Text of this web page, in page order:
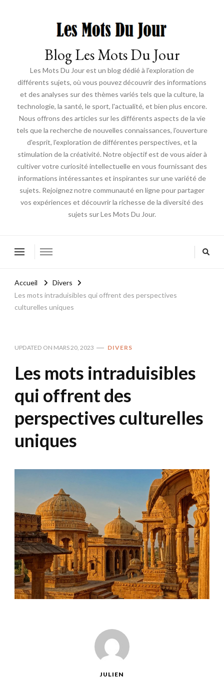
Blog Les Mots Du Jour
Les Mots Du Jour est un blog dédié à l'exploration de
différents sujets, où vous pouvez découvrir des informations
et des analyses sur des thèmes variés tels que la culture, la
technologie, la santé, le sport, l'actualité, et bien plus encore.
Nous offrons des articles sur les différents aspects de la vie
tels que la recherche de nouvelles connaissances, l'ouverture
d'esprit, l'exploration de différentes perspectives, et la
stimulation de la créativité. Notre objectif est de vous aider à
cultiver votre curiosité intellectuelle en vous fournissant des
informations intéressantes et inspirantes sur une variété de
sujets. Rejoignez notre communauté en ligne pour partager
vos expériences et découvrir la richesse de la diversité des
sujets sur Les Mots Du Jour.
Accueil
Divers
Les mots intraduisibles qui offrent des perspectives
culturelles uniques
UPDATED ON MARS 20, 2023 DIVERS
Les mots intraduisibles
qui offrent des
perspectives culturelles
uniques
JULIEN